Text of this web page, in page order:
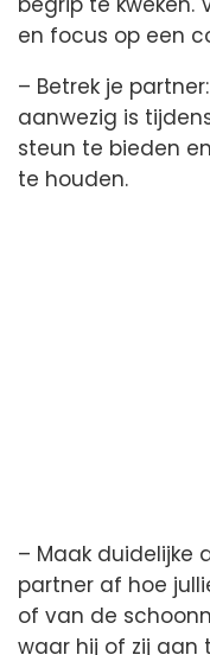
en focus op een
– Betrek je
aanwezig is
steun te bieden
te houden.
– Maak duidelijke
partner af hoe
of van de
waar hij of zij aan